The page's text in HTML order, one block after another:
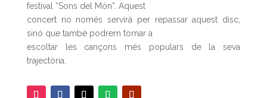
festival “Sons del Món”. Aquest
concert no només servirà per repassar aquest disc,
sinó que també podrem tornar a
escoltar les cançons més populars de la seva
trajectòria.